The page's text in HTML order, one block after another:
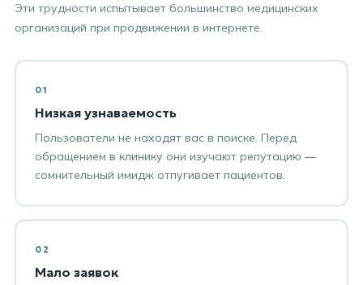
Эти трудности испытывает большинство медицинских
организаций при продвижении в интернете.
01
Низкая узнаваемость
Пользователи не находят вас в поиске. Перед
обращением в клинику они изучают репутацию —
сомнительный имидж отпугивает пациентов.
02
Мало заявок